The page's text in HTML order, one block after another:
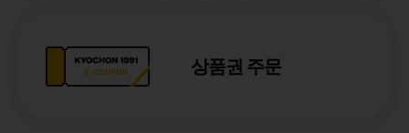
상품권 주문